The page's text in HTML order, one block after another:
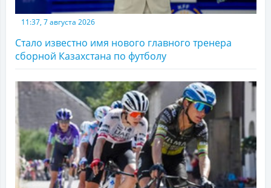
11:37, 7 августа 2026
Стало известно имя нового главного тренера
сборной Казахстана по футболу